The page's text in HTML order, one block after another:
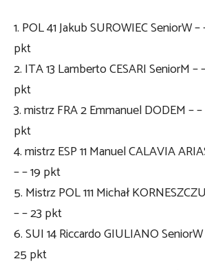
1. POL 41 Jakub SUROWIEC SeniorW –
pkt
2. ITA 13 Lamberto CESARI SeniorM –
pkt
3. mistrz FRA 2 Emmanuel DODEM – –
pkt
4. mistrz ESP 11 Manuel CALAVIA
– – 19 pkt
5. Mistrz POL 111 Michał
– – 23 pkt
6. SUI 14 Riccardo GIULIANO
25 pkt